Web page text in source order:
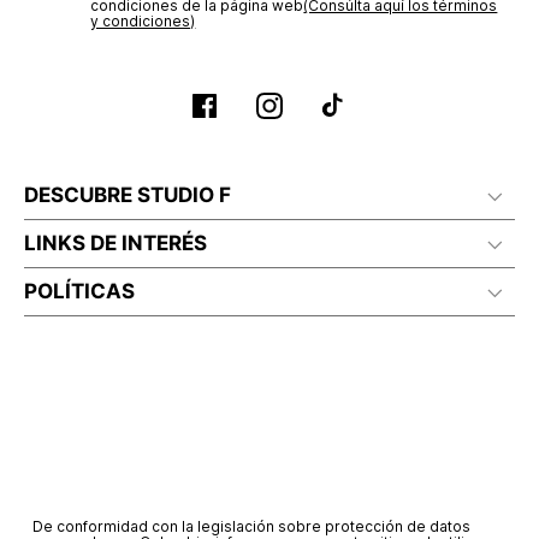
No lavado en seco
condiciones de la página web‎(Consúlta aquí los términos
y condiciones)
DESCUBRE STUDIO F
LINKS DE INTERÉS
POLÍTICAS
De conformidad con la legislación sobre protección de datos